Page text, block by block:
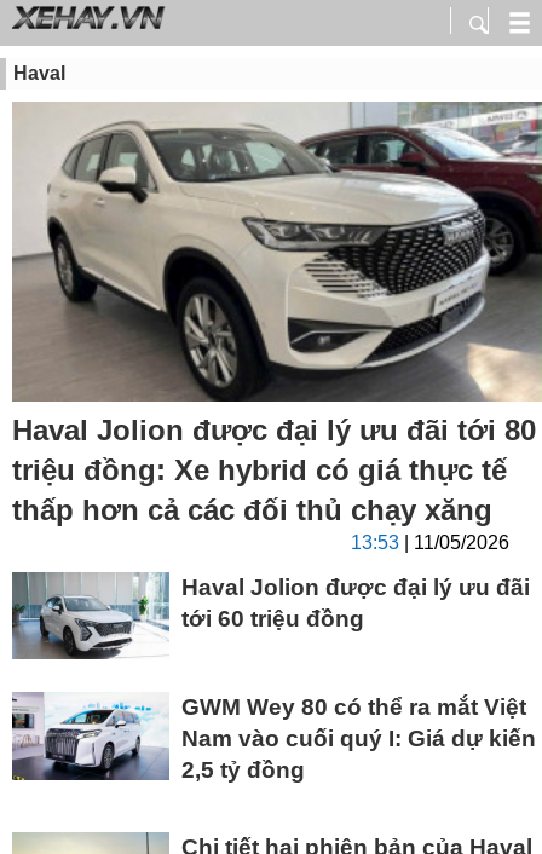
Haval
Haval Jolion được đại lý ưu đãi tới 80
triệu đồng: Xe hybrid có giá thực tế
thấp hơn cả các đối thủ chạy xăng
13:53 | 11/05/2026
Haval Jolion được đại lý ưu đãi
tới 60 triệu đồng
GWM Wey 80 có thể ra mắt Việt
Nam vào cuối quý I: Giá dự kiến
2,5 tỷ đồng
Chi tiết hai phiên bản của Haval